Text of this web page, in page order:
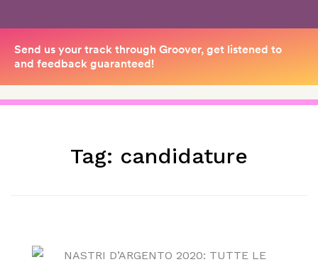
Tag: candidature